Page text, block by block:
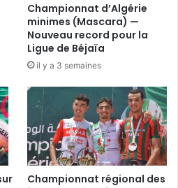
Championnat d’Algérie
minimes (Mascara) —
Nouveau record pour la
Ligue de Béjaïa
il y a 3 semaines
Championnat régional des